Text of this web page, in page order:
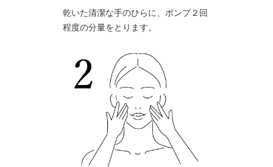
乾いた清潔な手のひらに、ポンプ２回
程度の分量をとります。